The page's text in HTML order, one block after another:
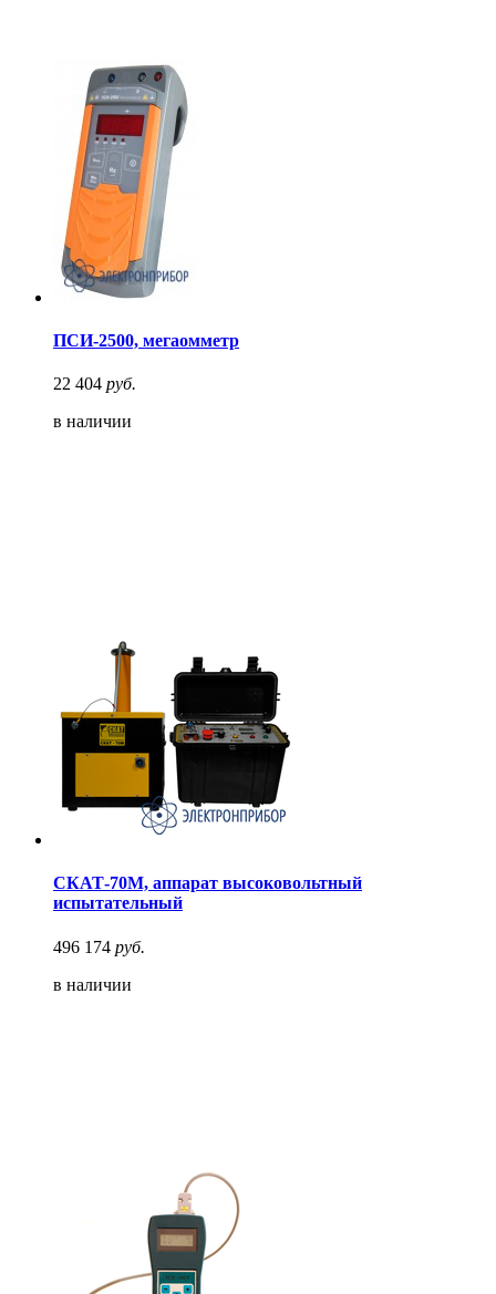
ПСИ-2500, мегаомметр
22 404 руб.
в наличии
СКАТ-70М, аппарат высоковольтный
испытательный
496 174 руб.
в наличии